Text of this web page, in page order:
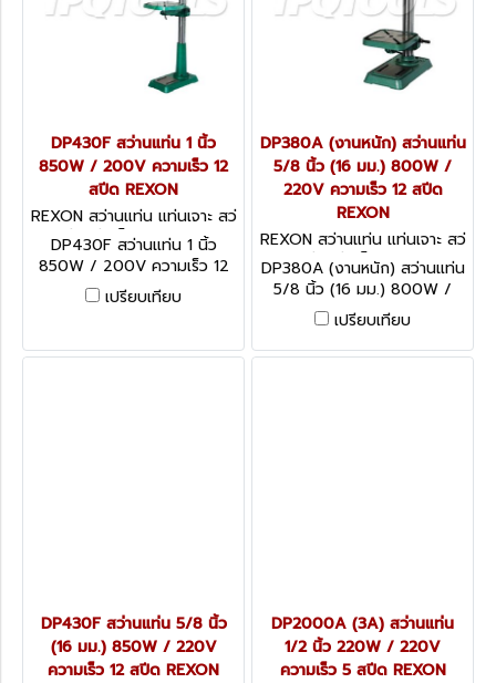
DP430F สว่านแท่น 1 นิ้ว
850W / 200V ความเร็ว 12
สปีด REXON
REXON สว่านแท่น แท่นเจาะ สว่
านแท่นแม่เหล็ก DP430F (1")
DP430F สว่านแท่น 1 นิ้ว
850W / 200V ความเร็ว 12
สปีด REXON
เปรียบเทียบ
DP380A (งานหนัก) สว่านแท่น
5/8 นิ้ว (16 มม.) 800W /
220V ความเร็ว 12 สปีด
REXON
REXON สว่านแท่น แท่นเจาะ สว่
านแท่นแม่เหล็ก DP380A
DP380A (งานหนัก) สว่านแท่น
5/8 นิ้ว (16 มม.) 800W /
220V ความเร็ว 12 สปีด
REXON
เปรียบเทียบ
DP430F สว่านแท่น 5/8 นิ้ว
(16 มม.) 850W / 220V
ความเร็ว 12 สปีด REXON
DP2000A (3A) สว่านแท่น
1/2 นิ้ว 220W / 220V
ความเร็ว 5 สปีด REXON